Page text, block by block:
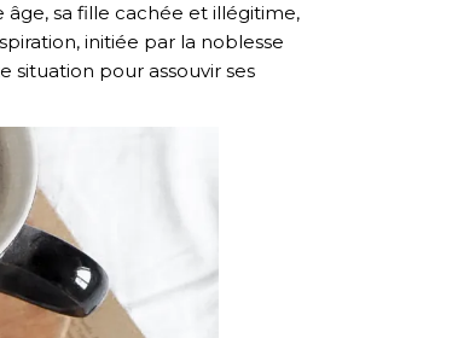
sa fille cachée et illégitime,
initiée par la noblesse
situation pour assouvir ses